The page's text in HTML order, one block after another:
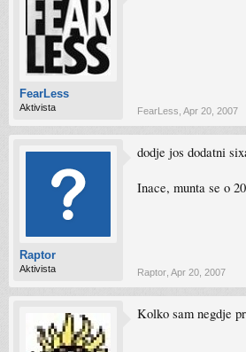
FearLess
Aktivista FearLess Apr 20, 2007
Raptor
Aktivista
dodje jos dodatni
Inace, munta se o
Raptor Apr 20, 2007
Kolko sam negdje